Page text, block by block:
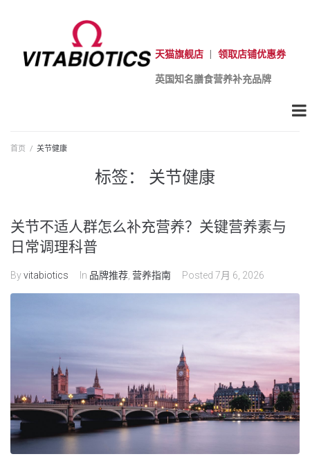
天猫旗舰店 领取店铺优惠券
英国知名膳食营养补充品牌
首页 / 关节健康
标签： 关节健康
关节不适人群怎么补充营养？关键营养素与
日常调理科普
Byvitabiotics In 品牌推荐 营养指南 Posted 7月 6, 2026